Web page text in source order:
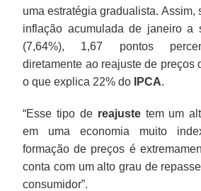
uma estratégia gradualista. Assim,
inflação acumulada de janeiro a
(7,64%), 1,67 pontos
diretamente ao reajuste de preços
o que explica 22% do
IPCA.
“Esse tipo de reajustetem um
em uma economia muito
formação de preços é
conta com um alto grau de
consumidor”.